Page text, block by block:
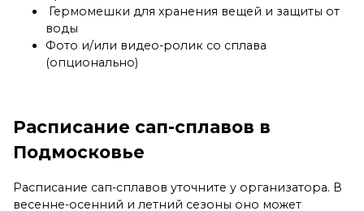
Гермомешки для хранения вещей и защиты от
воды
Фото и/или видео-ролик со сплава
(опционально)
Расписание сап-сплавов в
Подмосковье
Расписание сап-сплавов уточните у организатора. В
весенне-осенний и летний сезоны оно может